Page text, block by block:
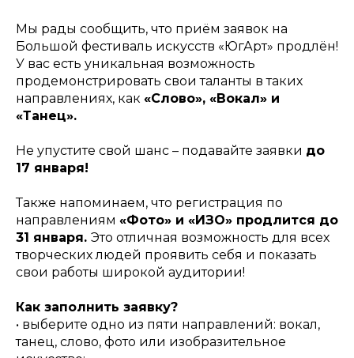
Мы рады сообщить, что приём заявок на
Большой фестиваль искусств «ЮгАрт» продлён!
У вас есть уникальная возможность
продемонстрировать свои таланты в таких
направлениях, как «Слово», «Вокал» и
«Танец».
Не упустите свой шанс – подавайте заявки до
17 января!
Также напоминаем, что регистрация по
направлениям «Фото» и «ИЗО» продлится до
31 января. Это отличная возможность для всех
творческих людей проявить себя и показать
свои работы широкой аудитории!
Как заполнить заявку?
• выберите одно из пяти направлений: вокал,
танец, слово, фото или изобразительное